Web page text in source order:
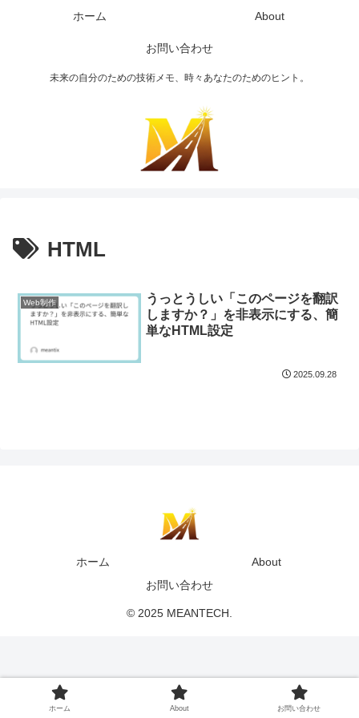
未来の自分のための技術メモ、時々あなたのためのヒント。
ホーム About
お問い合わせ
HTML
Web制作
うっとうしい「このページを翻訳
しますか？」を非表示にする、簡
単なHTML設定
2025.09.28
ホーム
About
お問い合わせ
© 2025 MEANTECH.
ホーム About お問い合わせ